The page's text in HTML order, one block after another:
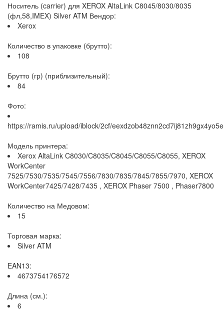
Носитель (carrier) для XEROX AltaLink C8045/8030/8035
(фл,58,IMEX) Silver ATM Вендор:
Xerox
Количество в упаковке (брутто):
108
Брутто (гр) (приблизительный):
84
Фото:
https://ramis.ru/upload/iblock/2cf/
Модель принтера:
Xerox AltaLink C8030/C8035/C8045/C8055/C8055, XEROX
WorkCenter
7525/7530/7535/7545/7556/7830/7835/7845/7855/7970, XEROX
WorkCenter7425/7428/7435 , XEROX Phaser 7500 , Phaser7800
Количество на Медовом:
15
Торговая марка:
Silver ATM
EAN13:
4673754176572
Длина (см.):
6